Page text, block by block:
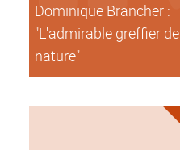
Dominique Brancher :
"L'admirable greffier de
nature"